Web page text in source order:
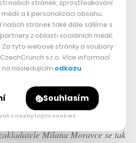
„Těší nás, že DTS dostává
partnera a zároveň i fakt, že
používají zákazníci na pěti
Milana Moravce se tak
našich stránek, zprostředkování
a k personalizaci obsahu.
našich stránek také dále sdílíme s
z oblasti sociálních médií,
Za tyto webové stránky a soubory
s.r.o. Více informací
následujícím odkazu.
Souhlasím
s nezbytnými cookies